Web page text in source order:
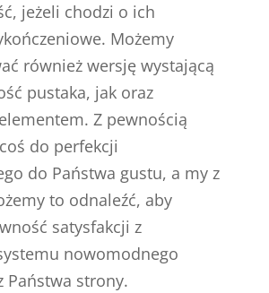
jeżeli chodzi o ich
Możemy
również wersję wystającą
pustaka, jak oraz
Z pewnością
do perfekcji
do Państwa gustu, a my z
to odnaleźć, aby
satysfakcji z
nowomodnego
Państwa strony.